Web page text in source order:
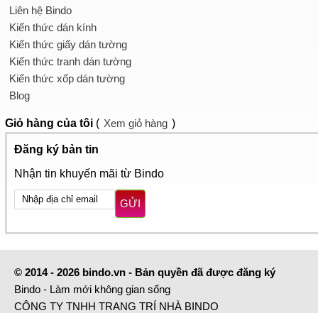
Liên hệ Bindo
Kiến thức dán kính
Kiến thức giấy dán tường
Kiến thức tranh dán tường
Kiến thức xốp dán tường
Blog
Giỏ hàng của tôi ( Xem giỏ hàng )
Đăng ký bản tin
Nhận tin khuyến mãi từ Bindo
GỬI
© 2014 - 2026 bindo.vn - Bản quyền đã được đăng ký
Bindo - Làm mới không gian sống
CÔNG TY TNHH TRANG TRÍ NHÀ BINDO